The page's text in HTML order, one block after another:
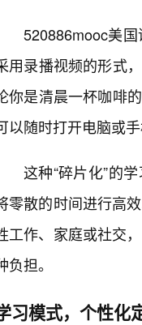
520886mooc美
用录播视频的形式
你是清晨一杯咖啡
以随时打开电脑或
这种“碎片化”的
零散的时间进行高
工作、家庭或社交
负担。
习模式，个性化